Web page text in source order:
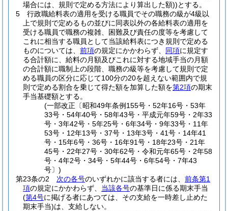
場合には、規則で定める方法により算出した額))とする。
5
行政職給料表の適用を受ける職員でその職務の級が4級以
上で規則で定めるもの並びに同表以外の各給料表の適用を
受ける職員で職務の複雑、困難及び責任の度等を考慮して
これに相当する職員として当該給料表につき規則で定める
ものについては、 前項の規定にかかわらず、 同項に規定す
る合計額に、給料の月額及びこれに対する地域手当の月額
の合計額に職制上の段階、職務の級等を考慮して規則で定
める職員の区分に応じて100分の20を超えない範囲内で規
則で定める割合を乗じて得た額を加算した額を第2項の期末
手当基礎額とする。
(一部改正〔昭和49年条例155号・52年16号・53年
33号・54年40号・58年43号・平成元年59号・2年33
号・3年42号・5年25号・6年34号・9年33号・11年
53号・12年13号・37号・13年3号・41号・14年41
号・15年6号・36号・16年91号・18年23号・21年
45号・22年27号・30年62号・令和元年65号・2年58
号・4年2号・34号・5年44号・6年54号・7年43
号〕)
第23条の2
次の各号のいずれかに該当する者には、 前条第1
項の規定にかかわらず、 当該各号の基準日に係る期末手当
(第4号に掲げる者にあつては、その支給を一時差し止めた
期末手当)は、支給しない。